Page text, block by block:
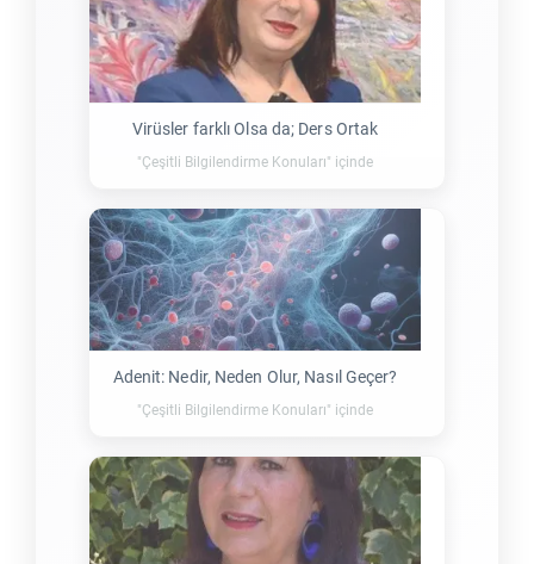
Virüsler farklı Olsa da; Ders Ortak
"Çeşitli Bilgilendirme Konuları" içinde
Adenit: Nedir, Neden Olur, Nasıl Geçer?
"Çeşitli Bilgilendirme Konuları" içinde